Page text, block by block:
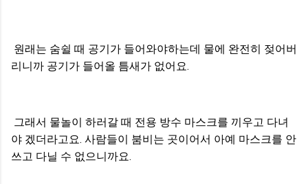
원래는 숨쉴 때 공기가 들어와야하는데 물에 완전히 젖어버
리니까 공기가 들어올 틈새가 없어요.
그래서 물놀이 하러갈 때 전용 방수 마스크를 끼우고 다녀
야 겠더라고요. 사람들이 붐비는 곳이어서 아예 마스크를 안
쓰고 다닐 수 없으니까요.